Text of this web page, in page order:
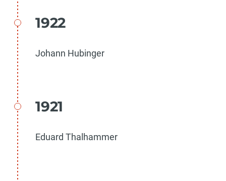
1922
Johann Hubinger
1921
Eduard Thalhammer